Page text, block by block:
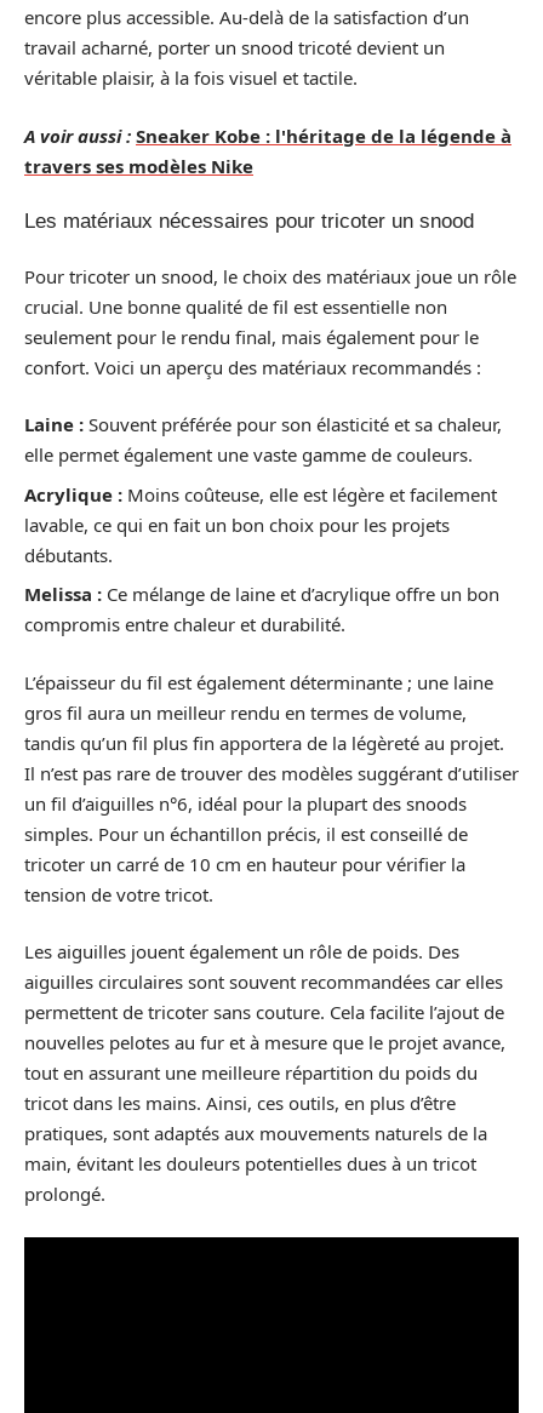
encore plus accessible. Au-delà de la satisfaction d’un
travail acharné, porter un snood tricoté devient un
véritable plaisir, à la fois visuel et tactile.
A voir aussi : Sneaker Kobe : l'héritage de la légende à
travers ses modèles Nike
Les matériaux nécessaires pour tricoter un snood
Pour tricoter un snood, le choix des matériaux joue un rôle
crucial. Une bonne qualité de fil est essentielle non
seulement pour le rendu final, mais également pour le
confort. Voici un aperçu des matériaux recommandés :
Laine : Souvent préférée pour son élasticité et sa chaleur,
elle permet également une vaste gamme de couleurs.
Acrylique : Moins coûteuse, elle est légère et facilement
lavable, ce qui en fait un bon choix pour les projets
débutants.
Melissa : Ce mélange de laine et d’acrylique offre un bon
compromis entre chaleur et durabilité.
L’épaisseur du fil est également déterminante ; une laine
gros fil aura un meilleur rendu en termes de volume,
tandis qu’un fil plus fin apportera de la légèreté au projet.
Il n’est pas rare de trouver des modèles suggérant d’utiliser
un fil d’aiguilles n°6, idéal pour la plupart des snoods
simples. Pour un échantillon précis, il est conseillé de
tricoter un carré de 10 cm en hauteur pour vérifier la
tension de votre tricot.
Les aiguilles jouent également un rôle de poids. Des
aiguilles circulaires sont souvent recommandées car elles
permettent de tricoter sans couture. Cela facilite l’ajout de
nouvelles pelotes au fur et à mesure que le projet avance,
tout en assurant une meilleure répartition du poids du
tricot dans les mains. Ainsi, ces outils, en plus d’être
pratiques, sont adaptés aux mouvements naturels de la
main, évitant les douleurs potentielles dues à un tricot
prolongé.